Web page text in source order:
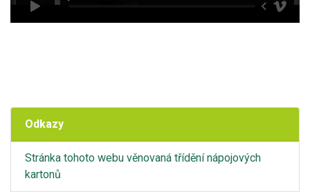
Odkazy
Stránka tohoto webu věnovaná třídění nápojových
kartonů